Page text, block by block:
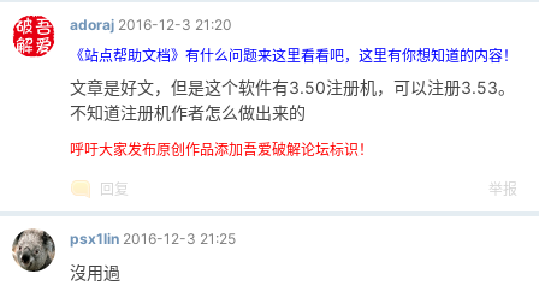
adoraj 2016-12-3 21:20
《站点帮助文档》有什么问题来这里看看吧，这里有你想知道的内容！
文章是好文，但是这个软件有3.50注册机，可以注册3.53。
不知道注册机作者怎么做出来的
呼吁大家发布原创作品添加吾爱破解论坛标识！
回复 举报
psx1lin 2016-12-3 21:25
沒用過